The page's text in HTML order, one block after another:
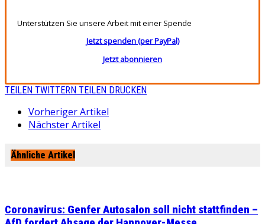
Unterstützen Sie unsere Arbeit mit einer Spende
Jetzt spenden (per PayPal)
Jetzt abonnieren
TEILEN TWITTERN TEILEN DRUCKEN
Vorheriger Artikel
Nächster Artikel
Ähnliche Artikel
Coronavirus: Genfer Autosalon soll nicht stattfinden –